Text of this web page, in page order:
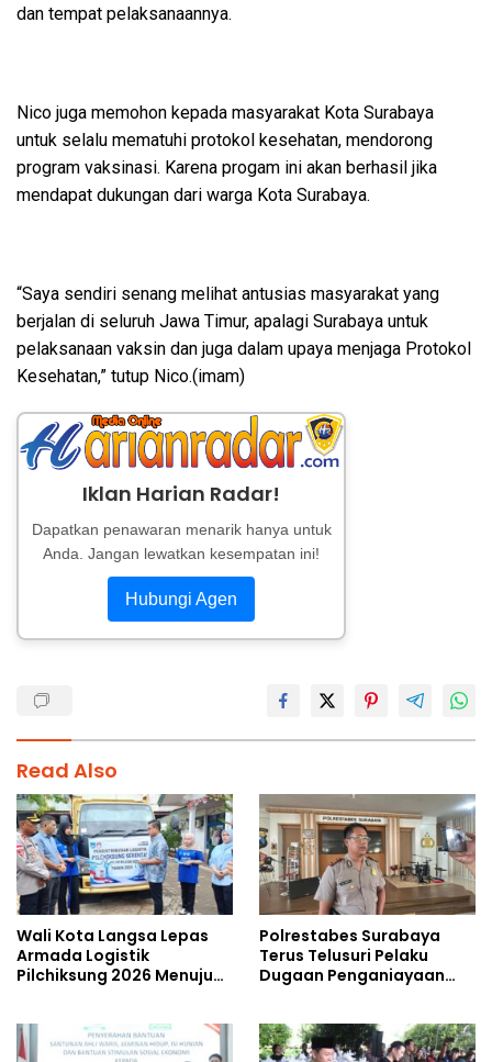
dan tempat pelaksanaannya.
Nico juga memohon kepada masyarakat Kota Surabaya
untuk selalu mematuhi protokol kesehatan, mendorong
program vaksinasi. Karena progam ini akan berhasil jika
mendapat dukungan dari warga Kota Surabaya.
“Saya sendiri senang melihat antusias masyarakat yang
berjalan di seluruh Jawa Timur, apalagi Surabaya untuk
pelaksanaan vaksin dan juga dalam upaya menjaga Protokol
Kesehatan,” tutup Nico.(imam)
Iklan Harian Radar!
Dapatkan penawaran menarik hanya untuk
Anda. Jangan lewatkan kesempatan ini!
Hubungi Agen
Read Also
Wali Kota Langsa Lepas
Armada Logistik
Pilchiksung 2026 Menuju
Polrestabes Surabaya
Terus Telusuri Pelaku
Dugaan Penganiayaan